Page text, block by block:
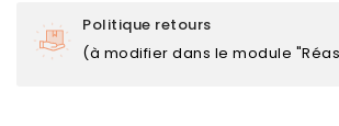
Politique retours
(à modifier dans le module